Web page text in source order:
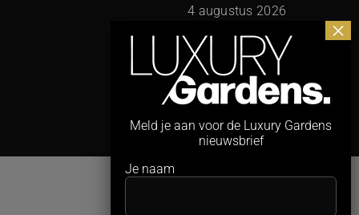
4 augustus 2026
Meld je aan voor de Luxury Gardens
nieuwsbrief
Je naam